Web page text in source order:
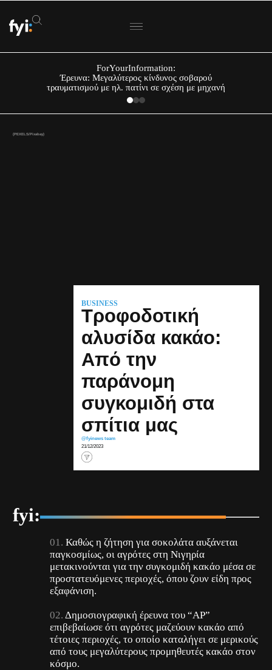
ForYourInformation:
Έρευνα: Μεγαλύτερος κίνδυνος σοβαρού
τραυματισμού με ηλ. πατίνι σε σχέση με μηχανή
(PEXELS/Pixabay)
BUSINESS
Τροφοδοτική
αλυσίδα κακάο:
Από την
παράνομη
συγκομιδή στα
σπίτια μας
@fyinews team
21/12/2023
fyi:
Καθώς η ζήτηση για σοκολάτα αυξάνεται
παγκοσμίως, οι αγρότες στη Νιγηρία
μετακινούνται για την συγκομιδή κακάο μέσα σε
προστατευόμενες περιοχές, όπου ζουν είδη προς
εξαφάνιση.
Δημοσιογραφική έρευνα του “ΑΡ”
επιβεβαίωσε ότι αγρότες μαζεύουν κακάο από
τέτοιες περιοχές, το οποίο καταλήγει σε μερικούς
από τους μεγαλύτερους προμηθευτές κακάο στον
κόσμο.